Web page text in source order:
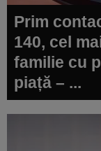
Prim
140, cel
familie cu
piață – ...